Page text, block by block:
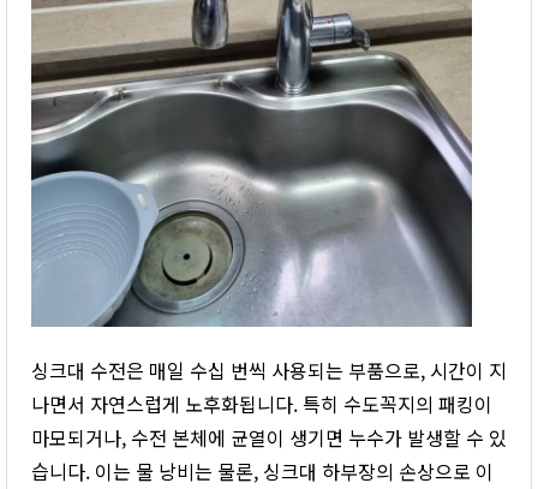
싱크대 수전은 매일 수십 번씩 사용되는 부품으로, 시간이 지
나면서 자연스럽게 노후화됩니다. 특히 수도꼭지의 패킹이
마모되거나, 수전 본체에 균열이 생기면 누수가 발생할 수 있
습니다. 이는 물 낭비는 물론, 싱크대 하부장의 손상으로 이